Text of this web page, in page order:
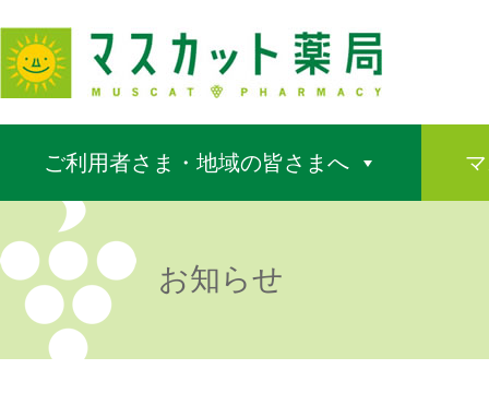
ご利用者さま・地域の皆さまへ
お知らせ